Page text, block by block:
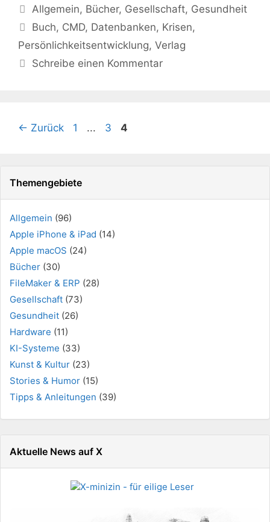
Kategorien
Allgemein, Bücher, Gesellschaft, Gesundheit
Schlagwörter
Buch, CMD, Datenbanken, Krisen,
Persönlichkeitsentwicklung, Verlag
Schreibe einen Kommentar
← Zurück Seite
1 ... Seite
3 Seite
4
Themengebiete
Allgemein (96)
Apple iPhone & iPad (14)
Apple macOS (24)
Bücher (30)
FileMaker & ERP (28)
Gesellschaft (73)
Gesundheit (26)
Hardware (11)
KI-Systeme (33)
Kunst & Kultur (23)
Stories & Humor (15)
Tipps & Anleitungen (39)
Aktuelle News auf X